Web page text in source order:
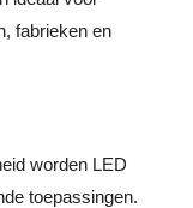
fabrieken en
worden LED
toepassingen.